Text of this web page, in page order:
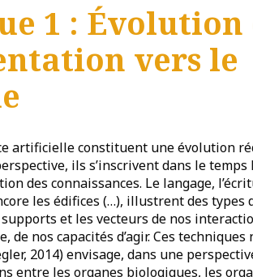
1 : Évolution
vers le
artificielle constituent une évolution
ils s’inscrivent dans le temps
des connaissances. Le langage,
les édifices (…), illustrent des
et les vecteurs de nos
de nos capacités d’agir. Ces
2014) envisage, dans une
entre les organes biologiques, les